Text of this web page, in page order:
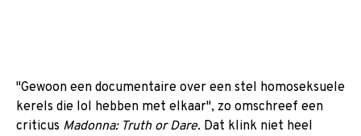
"Gewoon een documentaire over een stel homoseksuele
kerels die lol hebben met elkaar", zo omschreef een
criticus Madonna: Truth or Dare. Dat klink niet heel